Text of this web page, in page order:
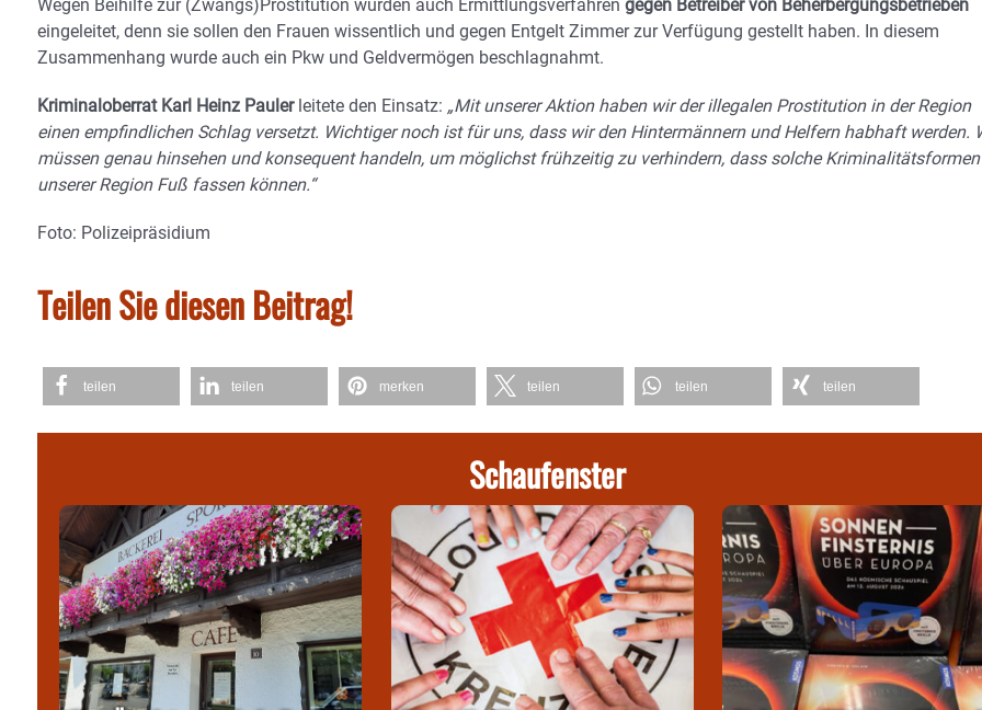
Wegen Beihilfe zur (Zwangs)Prostitution wurden auch Ermittlungsverfahren gegen Betreiber von Beherbergungsbetrieben
eingeleitet, denn sie sollen den Frauen wissentlich und gegen Entgelt Zimmer zur Verfügung gestellt haben. In diesem
Zusammenhang wurde auch ein Pkw und Geldvermögen beschlagnahmt.
Kriminaloberrat Karl Heinz Paulerleitete den Einsatz: „Mit unserer Aktion haben wir der illegalen Prostitution in der Region
einen empfindlichen Schlag versetzt. Wichtiger noch ist für uns, dass wir den Hintermännern und Helfern habhaft werden.
müssen genau hinsehen und konsequent handeln, um möglichst frühzeitig zu verhindern, dass solche
unserer Region Fuß fassen können.“
Foto: Polizeipräsidium
Teilen Sie diesen Beitrag!
teilen teilen merken teilen teilen teilen
Schaufenster